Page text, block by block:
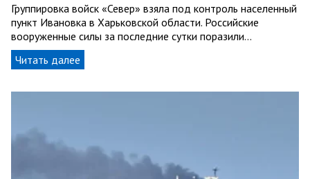
Группировка войск «Север» взяла под контроль населенный
пункт Ивановка в Харьковской области. Российские
вооруженные силы за последние сутки поразили…
Читать далее